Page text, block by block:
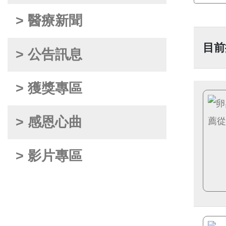
> 醫療新聞
> 公告訊息
> 獲獎專區
> 感恩心曲
> 影片專區
目